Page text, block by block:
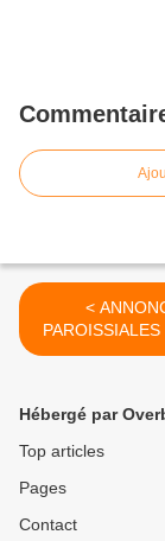
< ANNONCES
PAROISSIALES
14 JUIN 2026 -
Hébergé par
Top articles
Pages
Contact